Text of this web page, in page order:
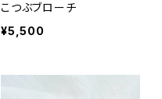
こつぶブローチ
¥5,500